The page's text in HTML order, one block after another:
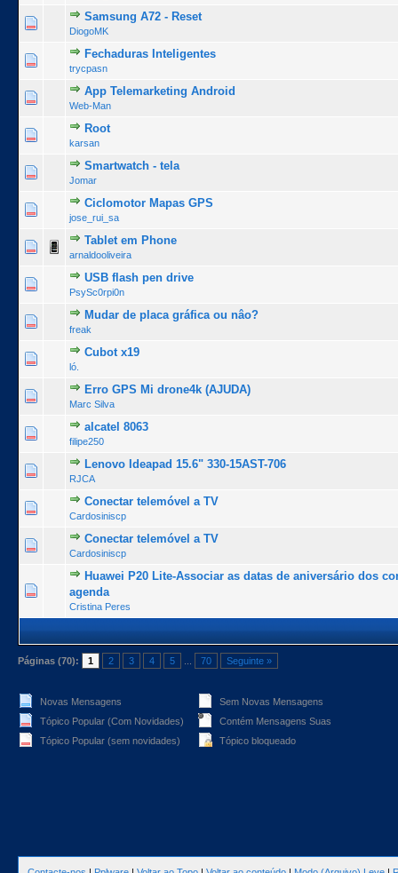
Samsung A72 - Reset
DiogoMK
0 Voto(s) - 0 de 5 na totalidade
1234
Fechaduras Inteligentes
trycpasn
0 Voto(s) - 0 de 5 na totalidade
12345
App Telemarketing Android
Web-Man
0 Voto(s) - 0 de 5 na totalidade
1 2345
Root
karsan
0 Voto(s) - 0 de 5 na totalidade
Smartwatch - tela
Jomar
0 Voto(s) - 0 de 5 na totalidade
1
Ciclomotor Mapas GPS
jose_rui_sa
0 Voto(s) - 0 de 5 na totalidade
1 23 45
Tablet em Phone
arnaldooliveira
0 Voto(s) - 0 de 5 na totalidade
USB flash pen drive
PsySc0rpi0n
0 Voto(s) - 0 de 5 na totalidade
12
Mudar de placa gráfica ou nâo?
freak
0 Voto(s) - 0 de 5 na totalidade
12345
Cubot x19
ló.
0 Voto(s) - 0 de 5 na totalidade
Erro GPS Mi drone4k (AJUDA)
Marc Silva
0 Voto(s) - 0 de 5 na totalidade
12345
alcatel 8063
filipe250
0 Voto(s) - 0 de 5 na totalidade
Lenovo Ideapad 15.6" 330-15AST-706
RJCA
0 Voto(s) - 0 de 5 na totalidade
123 45
Conectar telemóvel a TV
Cardosiniscp
0 Voto(s) - 0 de 5 na totalidade
12 3 4 5
Conectar telemóvel a TV
Cardosiniscp
0 Voto(s) - 0 de 5 na totalidade
12 3 4 5
Huawei P20 Lite-Associar as datas de aniversário dos
agenda
Cristina Peres
0 Voto(s) - 0 de 5 na totalidade
Páginas (70): 1 2 3 4 5 70 Seguinte »
Novas Mensagens
Tópico Popular (Com Novidades)
Tópico Popular (sem novidades)
Sem Novas Mensagens
Contém Mensagens Suas
Tópico bloqueado